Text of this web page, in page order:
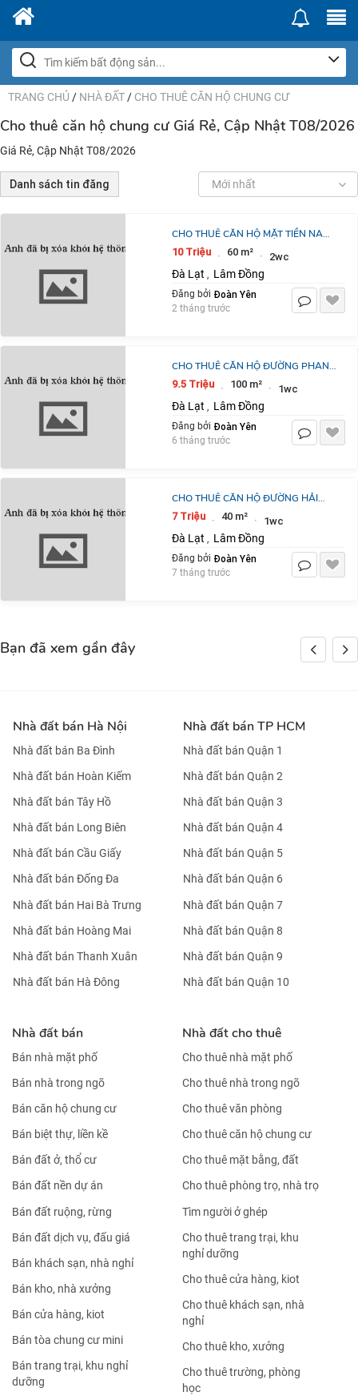
TRANG CHỦ / NHÀ ĐẤT / CHO THUÊ CĂN HỘ CHUNG CƯ
Cho thuê căn hộ chung cư Giá Rẻ, Cập Nhật T08/2026
Giá Rẻ, Cập Nhật T08/2026
Danh sách tin đăng Mới nhất
CHO THUÊ CĂN HỘ MẶT TIỀN NAM
HỒ PHƯỜNG 11 ĐÀ LẠT 10
10 Triệu · 60 m² · 2wc
Đà Lạt , Lâm Đồng
Đăng bởi Đoàn Yên
2 tháng trước
CHO THUÊ CĂN HỘ ĐƯỜNG PHAN
ĐÌNH PHÙNG PHƯỜNG 2 ĐÀ LẠT
9.5 Triệu · 100 m² · 1wc
Đà Lạt , Lâm Đồng
Đăng bởi Đoàn Yên
6 tháng trước
CHO THUÊ CĂN HỘ ĐƯỜNG HẢI
THƯỢNG - ĐÀ LẠT - GIÁ THUÊ 7TR
7 Triệu · 40 m² · 1wc
Đà Lạt , Lâm Đồng
Đăng bởi Đoàn Yên
7 tháng trước
Bạn đã xem gần đây
Nhà đất bán Hà Nội
Nhà đất bán Ba Đình
Nhà đất bán Hoàn Kiếm
Nhà đất bán Tây Hồ
Nhà đất bán Long Biên
Nhà đất bán Cầu Giấy
Nhà đất bán Đống Đa
Nhà đất bán Hai Bà Trưng
Nhà đất bán Hoàng Mai
Nhà đất bán Thanh Xuân
Nhà đất bán Hà Đông
Nhà đất bán TP HCM
Nhà đất bán Quận 1
Nhà đất bán Quận 2
Nhà đất bán Quận 3
Nhà đất bán Quận 4
Nhà đất bán Quận 5
Nhà đất bán Quận 6
Nhà đất bán Quận 7
Nhà đất bán Quận 8
Nhà đất bán Quận 9
Nhà đất bán Quận 10
Nhà đất bán
Bán nhà mặt phố
Bán nhà trong ngõ
Bán căn hộ chung cư
Bán biệt thự, liền kề
Bán đất ở, thổ cư
Bán đất nền dự án
Bán đất ruộng, rừng
Bán đất dịch vụ, đấu giá
Bán khách sạn, nhà nghỉ
Bán kho, nhà xưởng
Bán cửa hàng, kiot
Bán tòa chung cư mini
Bán trang trại, khu nghỉ
dưỡng
Nhà đất cho thuê
Cho thuê nhà mặt phố
Cho thuê nhà trong ngõ
Cho thuê văn phòng
Cho thuê căn hộ chung cư
Cho thuê mặt bằng, đất
Cho thuê phòng trọ, nhà trọ
Tìm người ở ghép
Cho thuê trang trại, khu
nghỉ dưỡng
Cho thuê cửa hàng, kiot
Cho thuê khách sạn, nhà
nghỉ
Cho thuê kho, xưởng
Cho thuê trường, phòng
học